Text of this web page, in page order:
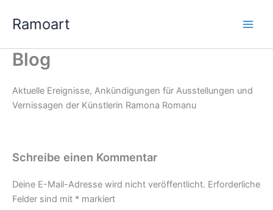
InhaltRamoart
Blog
Aktuelle Ereignisse, Ankündigungen für Ausstellungen und
Vernissagen der Künstlerin Ramona Romanu
Schreibe einen Kommentar
Deine E-Mail-Adresse wird nicht veröffentlicht. Erforderliche
Felder sind mit * markiert